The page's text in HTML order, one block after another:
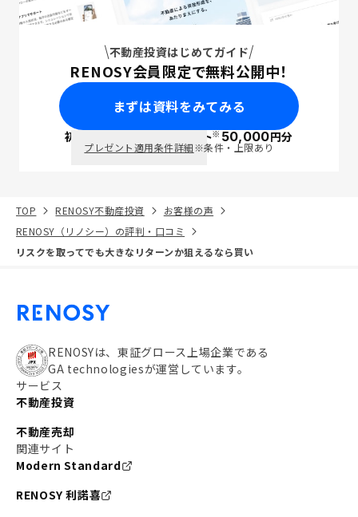
不動産投資はじめてガイド
RENOSY会員限定で無料公開中！
まずは資料をみてみる
初回面談で ポイント※50,000円分
プレゼント適用条件詳細※条件・上限あり
TOP RENOSY不動産投資
お客様の声
RENOSY（リノシー）の評判・口コミ
リスクを取ってでも大きなリターンか狙えるなら買い
RENOSYは、東証グロース上場企業である
GA technologiesが運営しています。
サービス
不動産投資
不動産売却
関連サイト
Modern Standard
RENOSY 利諾喜